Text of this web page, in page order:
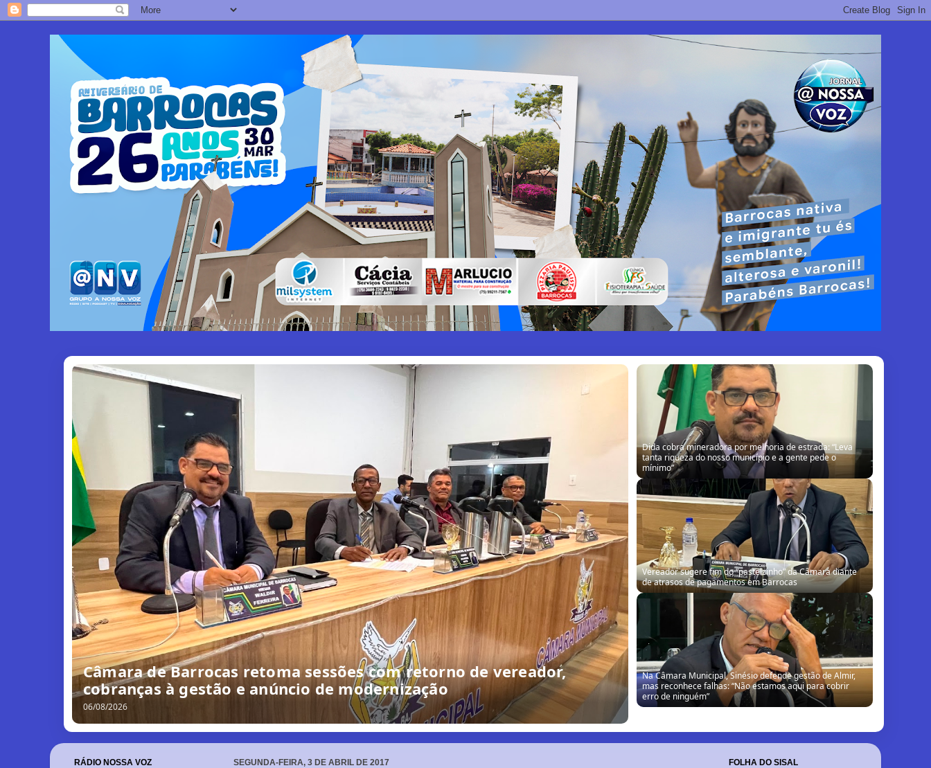
Dida cobra mineradora por melhoria de estrada: “Leva tanta riqueza
do nosso município e a gente pede o mínimo”
07/08/2026
Vereador sugere fim do “pastelzinho” da Câmara diante
de atrasos de pagamentos em Barrocas
Na Câmara Municipal, Sinésio defende gestão de Almir,
mas reconhece falhas: “Não estamos aqui para cobrir
erro de ninguém”
Câmara de Barrocas retoma sessões com retorno de
vereador, cobranças à gestão e anúncio de modernização
SEGUNDA-FEIRA, 3 DE ABRIL DE 2017
RÁDIO NOSSA VOZ FOLHA DO SISAL